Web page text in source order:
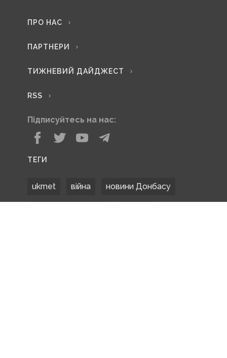
ПРО НАС
ПАРТНЕРИ
ТИЖНЕВИЙ ДАЙДЖЕСТ
RSS
Підписуйтесь на нас:
ТЕГИ
ukrnet війна новини Донбасу